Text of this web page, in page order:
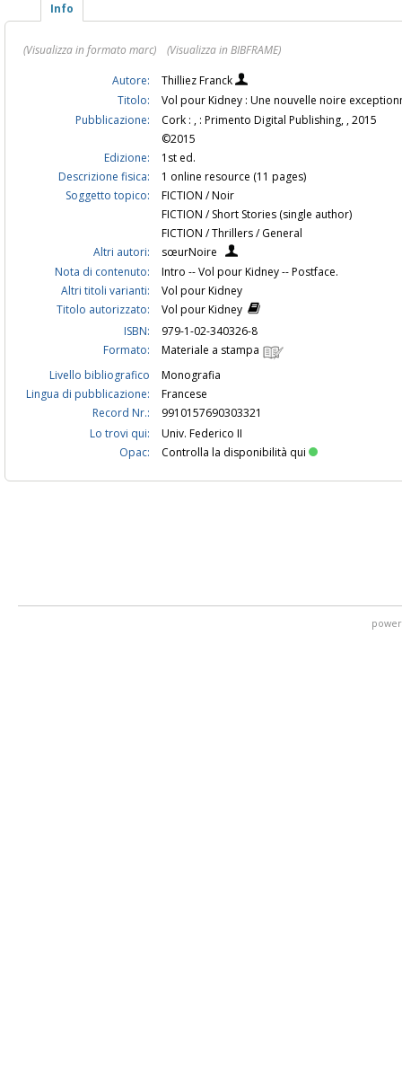
Info
(Visualizza in formato marc)
(Visualizza in BIBFRAME)
Autore:
Thilliez Franck
Titolo:
Vol pour Kidney : Une nouvelle noire
Pubblicazione:
Cork : , : Primento Digital Publishing, , 2015
©2015
Edizione:
1st ed.
Descrizione fisica:
1 online resource (11 pages)
Soggetto topico:
FICTION / Noir
FICTION / Short Stories (single author)
FICTION / Thrillers / General
Altri autori:
sœurNoire
Nota di contenuto:
Intro -- Vol pour Kidney -- Postface.
Altri titoli varianti:
Vol pour Kidney
Titolo autorizzato:
Vol pour Kidney
ISBN:
979-1-02-340326-8
Formato:
Materiale a stampa
Livello bibliografico
Monografia
Lingua di pubblicazione:
Francese
Record Nr.:
9910157690303321
Lo trovi qui:
Univ. Federico II
Opac:
Controlla la disponibilità qui